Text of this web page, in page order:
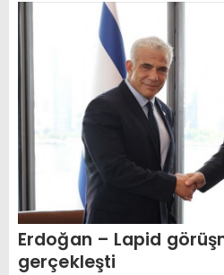
Erdoğan – Lapid
gerçekleşti